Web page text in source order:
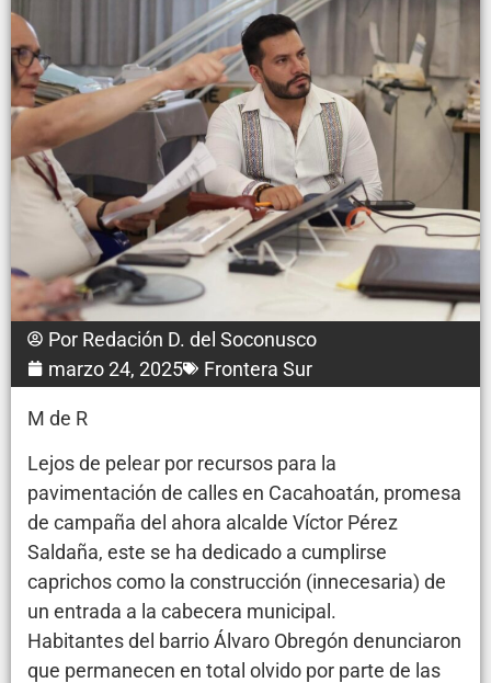
Por Redación D. del Soconusco
marzo 24, 2025
Frontera Sur
M de R
Lejos de pelear por recursos para la
pavimentación de calles en Cacahoatán, promesa
de campaña del ahora alcalde Víctor Pérez
Saldaña, este se ha dedicado a cumplirse
caprichos como la construcción (innecesaria) de
un entrada a la cabecera municipal.
Habitantes del barrio Álvaro Obregón denunciaron
que permanecen en total olvido por parte de las